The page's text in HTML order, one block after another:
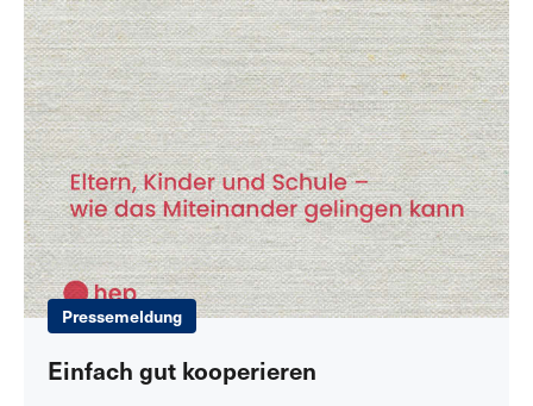
Pressemeldung
Einfach gut kooperieren